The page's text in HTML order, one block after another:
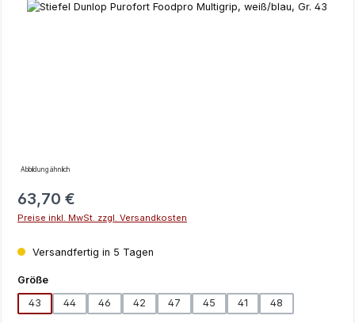
Bildergalerie überspringen
Abbildung ähnlich
Regulärer Preis:
63,70 €
Preise inkl. MwSt. zzgl. Versandkosten
Versandfertig in 5 Tagen
Größeauswählen
43
44 46 42 47 45 41 48